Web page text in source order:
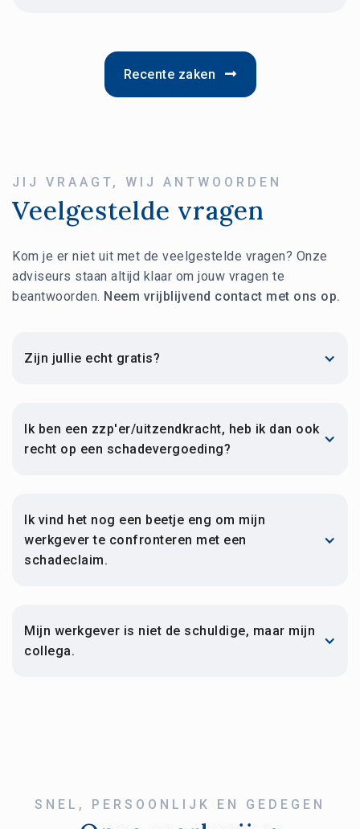
Recente zaken 
Zijn jullie echt gratis?
Ik ben een zzp'er/uitzendkracht, heb ik dan ook
recht op een schadevergoeding?
Ik vind het nog een beetje eng om mijn
werkgever te confronteren met een
schadeclaim.
Mijn werkgever is niet de schuldige, maar mijn
collega.
JIJ VRAAGT, WIJ ANTWOORDEN
Veelgestelde vragen
Kom je er niet uit met de veelgestelde vragen? Onze
adviseurs staan altijd klaar om jouw vragen te
beantwoorden. Neem vrijblijvend contact met ons op.
SNEL, PERSOONLIJK EN GEDEGEN